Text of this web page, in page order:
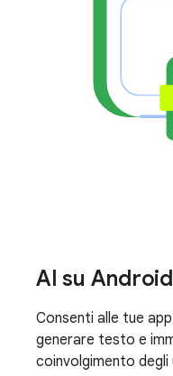
AI su Android
Consenti alle tue
generare testo e
coinvolgimento